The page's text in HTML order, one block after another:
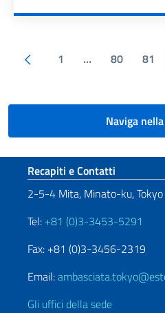
Paginazione
Pagina precedente
1 … 80 81
Naviga
Sezione footer
Recapiti e Contatti
2-5-4 Mita, Minato-ku,
Tel: +81 (0)3-3453-5291
Fax: +81 (0)3-3456-2319
Email:
Gli uffici della sede